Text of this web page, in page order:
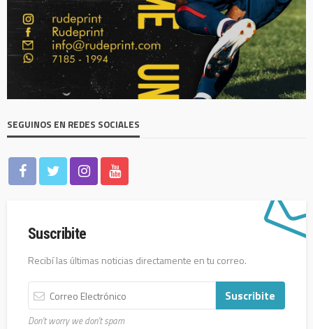
SEGUINOS EN REDES SOCIALES
Suscribite
Recibí las últimas noticias directamente en tu correo.
Don't worry we don't spam